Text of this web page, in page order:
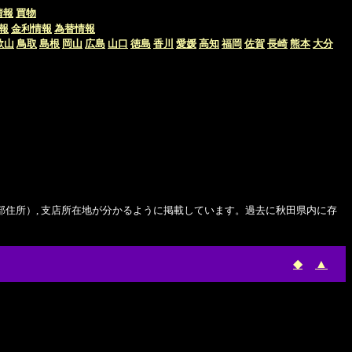
報 買物
金利情報 為替情報
山 鳥取 島根 岡山 広島 山口 徳島 香川 愛媛 高知 福岡 佐賀 長崎 熊本 大分
所）, 支店所在地が分かるように掲載しています。過去に秋田県内に存
◆ ▲